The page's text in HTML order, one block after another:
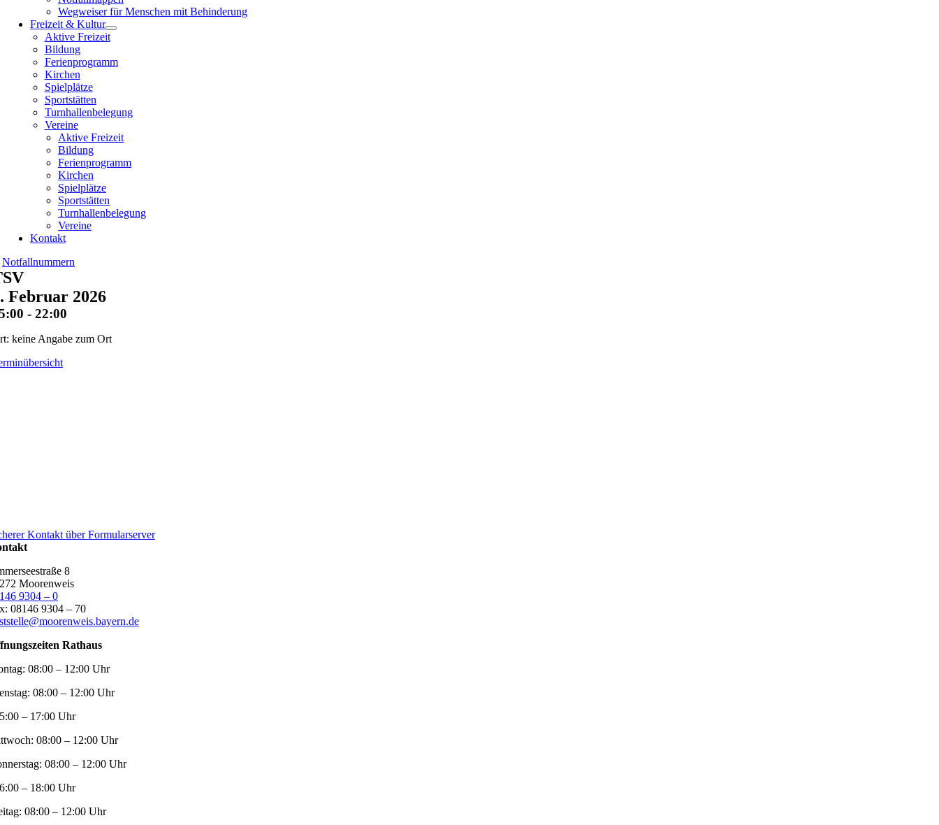
Wegweiser für Menschen mit Behinderung
Freizeit & Kultur
Aktive Freizeit
Bildung
Ferienprogramm
Kirchen
Spielplätze
Sportstätten
Turnhallenbelegung
Vereine
Aktive Freizeit
Bildung
Ferienprogramm
Kirchen
Spielplätze
Sportstätten
Turnhallenbelegung
Vereine
Kontakt
Notfallnummern
Februar 2026
- 22:00
keine Angabe zum Ort
Kontakt über Formularserver
8
Moorenweis
9304 – 0
08146 9304 – 70
Rathaus
08:00 – 12:00 Uhr
08:00 – 12:00 Uhr
– 17:00 Uhr
08:00 – 12:00 Uhr
08:00 – 12:00 Uhr
– 18:00 Uhr
08:00 – 12:00 Uhr